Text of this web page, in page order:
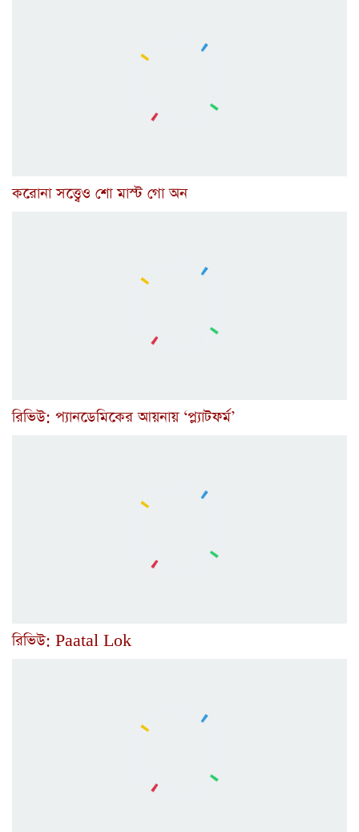
করোনা সত্ত্বেও শো মাস্ট গো অন
রিভিউ: প্যানডেমিকের আয়নায় ‘প্ল্যাটফর্ম’
রিভিউ: Paatal Lok